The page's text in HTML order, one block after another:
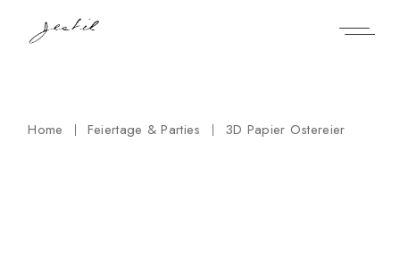
content
Home Feiertage & Parties 3D Papier Ostereier